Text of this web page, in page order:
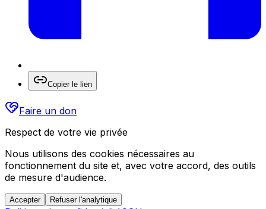
Copier le lien
Faire un don
Respect de votre vie privée
Nous utilisons des cookies nécessaires au
fonctionnement du site et, avec votre accord, des outils
de mesure d'audience.
Accepter Refuser l'analytique